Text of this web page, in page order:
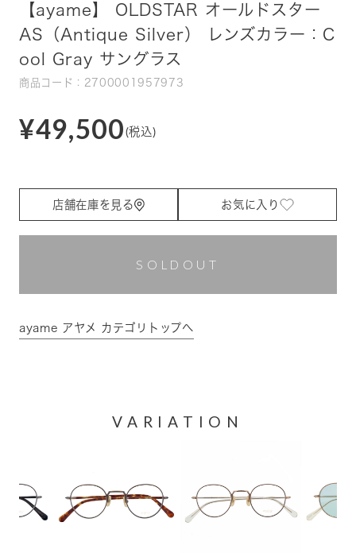
【ayame】 OLDSTAR オールドスター
AS（Antique Silver） レンズカラー：C
ool Gray サングラス
商品コード：2700001957973
¥49,500 (税込)
店舗在庫を見る お気に入り
SOLDOUT
ayame アヤメ カテゴリトップへ
VARIATION